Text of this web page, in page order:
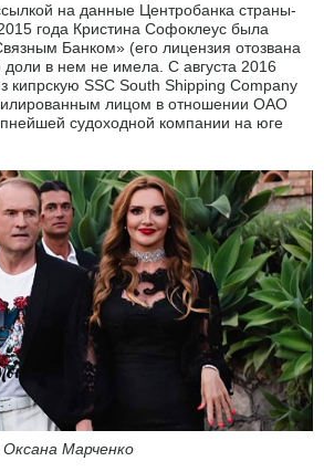
на данные Центробанка страны-
года Кристина Софоклеус была
Банком» (его лицензия отозвана
доли в нем не имела. С августа 2016
кипрскую SSC South Shipping Company
лицом в отношении ОАО
судоходной компании на юге
Марченко